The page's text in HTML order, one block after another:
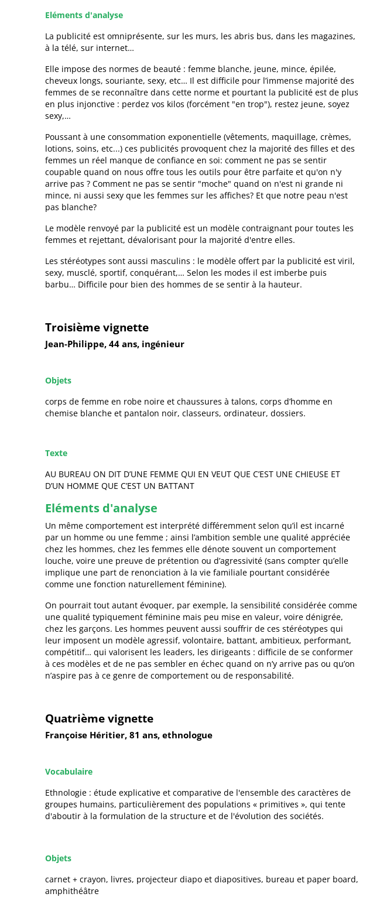
Eléments d'analyse
La publicité est omniprésente, sur les murs, les abris bus, dans les magazines,
à la télé, sur internet…
Elle impose des normes de beauté : femme blanche, jeune, mince, épilée,
cheveux longs, souriante, sexy, etc… Il est difficile pour l’immense majorité des
femmes de se reconnaître dans cette norme et pourtant la publicité est de plus
en plus injonctive : perdez vos kilos (forcément "en trop"), restez jeune, soyez
sexy,…
Poussant à une consommation exponentielle (vêtements, maquillage, crèmes,
lotions, soins, etc...) ces publicités provoquent chez la majorité des filles et des
femmes un réel manque de confiance en soi: comment ne pas se sentir
coupable quand on nous offre tous les outils pour être parfaite et qu'on n'y
arrive pas ? Comment ne pas se sentir "moche" quand on n'est ni grande ni
mince, ni aussi sexy que les femmes sur les affiches? Et que notre peau n'est
pas blanche?
Le modèle renvoyé par la publicité est un modèle contraignant pour toutes les
femmes et rejettant, dévalorisant pour la majorité d'entre elles.
Les stéréotypes sont aussi masculins : le modèle offert par la publicité est viril,
sexy, musclé, sportif, conquérant,… Selon les modes il est imberbe puis
barbu… Difficile pour bien des hommes de se sentir à la hauteur.
Troisième vignette
Jean-Philippe, 44 ans, ingénieur
Objets
corps de femme en robe noire et chaussures à talons, corps d’homme en
chemise blanche et pantalon noir, classeurs, ordinateur, dossiers.
Texte
AU BUREAU ON DIT D’UNE FEMME QUI EN VEUT QUE C’EST UNE CHIEUSE ET
D’UN HOMME QUE C’EST UN BATTANT
Eléments d'analyse
Un même comportement est interprété différemment selon qu’il est incarné
par un homme ou une femme ; ainsi l’ambition semble une qualité appréciée
chez les hommes, chez les femmes elle dénote souvent un comportement
louche, voire une preuve de prétention ou d’agressivité (sans compter qu’elle
implique une part de renonciation à la vie familiale pourtant considérée
comme une fonction naturellement féminine).
On pourrait tout autant évoquer, par exemple, la sensibilité considérée comme
une qualité typiquement féminine mais peu mise en valeur, voire dénigrée,
chez les garçons. Les hommes peuvent aussi souffrir de ces stéréotypes qui
leur imposent un modèle agressif, volontaire, battant, ambitieux, performant,
compétitif… qui valorisent les leaders, les dirigeants : difficile de se conformer
à ces modèles et de ne pas sembler en échec quand on n’y arrive pas ou qu’on
n’aspire pas à ce genre de comportement ou de responsabilité.
Quatrième vignette
Françoise Héritier, 81 ans, ethnologue
Vocabulaire
Ethnologie : étude explicative et comparative de l'ensemble des caractères de
groupes humains, particulièrement des populations « primitives », qui tente
d'aboutir à la formulation de la structure et de l'évolution des sociétés.
Objets
carnet + crayon, livres, projecteur diapo et diapositives, bureau et paper board,
amphithéâtre